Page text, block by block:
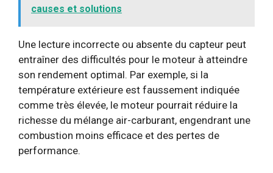
causes et solutions
Une lecture incorrecte ou absente du capteur peut
entraîner des difficultés pour le moteur à atteindre
son rendement optimal. Par exemple, si la
température extérieure est faussement indiquée
comme très élevée, le moteur pourrait réduire la
richesse du mélange air-carburant, engendrant une
combustion moins efficace et des pertes de
performance.